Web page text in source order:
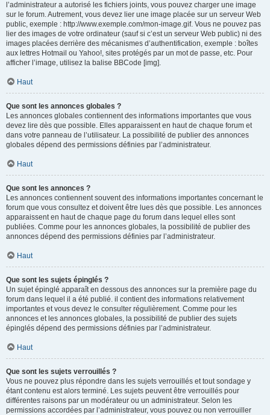
l’administrateur a autorisé les fichiers joints, vous pouvez charger une image
sur le forum. Autrement, vous devez lier une image placée sur un serveur Web
public, exemple : http://www.exemple.com/mon-image.gif. Vous ne pouvez pas
lier des images de votre ordinateur (sauf si c’est un serveur Web public) ni des
images placées derrière des mécanismes d’authentification, exemple : boîtes
aux lettres Hotmail ou Yahoo!, sites protégés par un mot de passe, etc. Pour
afficher l’image, utilisez la balise BBCode [img].
Haut
Que sont les annonces globales ?
Les annonces globales contiennent des informations importantes que vous
devez lire dès que possible. Elles apparaissent en haut de chaque forum et
dans votre panneau de l’utilisateur. La possibilité de publier des annonces
globales dépend des permissions définies par l’administrateur.
Haut
Que sont les annonces ?
Les annonces contiennent souvent des informations importantes concernant le
forum que vous consultez et doivent être lues dès que possible. Les annonces
apparaissent en haut de chaque page du forum dans lequel elles sont
publiées. Comme pour les annonces globales, la possibilité de publier des
annonces dépend des permissions définies par l’administrateur.
Haut
Que sont les sujets épinglés ?
Un sujet épinglé apparaît en dessous des annonces sur la première page du
forum dans lequel il a été publié. il contient des informations relativement
importantes et vous devez le consulter régulièrement. Comme pour les
annonces et les annonces globales, la possibilité de publier des sujets
épinglés dépend des permissions définies par l’administrateur.
Haut
Que sont les sujets verrouillés ?
Vous ne pouvez plus répondre dans les sujets verrouillés et tout sondage y
étant contenu est alors terminé. Les sujets peuvent être verrouillés pour
différentes raisons par un modérateur ou un administrateur. Selon les
permissions accordées par l’administrateur, vous pouvez ou non verrouiller